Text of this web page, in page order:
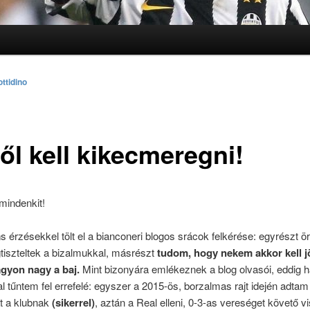
kell kikecmeregni!
érzésekkel tölt el a bianconeri blogos srácok felkérése: egyrészt
a bizalmukkal, másrészttudom, hogy nekem akkor kell
nagy a baj.Mint bizonyára emlékeznek a blog olvasói, eddig
tűntem fel errefelé: egyszer a 2015-ös, borzalmas rajt idején adtam
a klubnak (sikerrel), aztán a Real elleni, 0-3-as vereséget követő